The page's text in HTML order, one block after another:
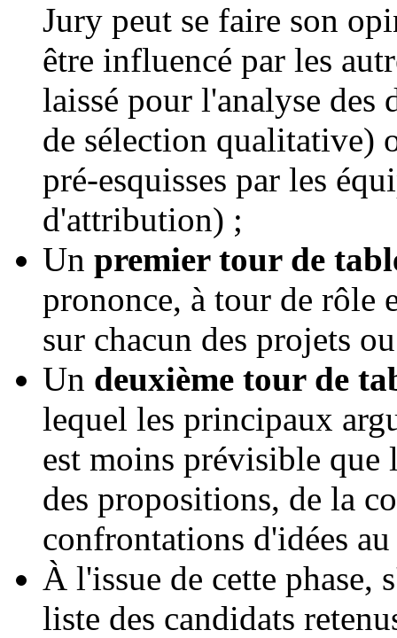
Jury peut se faire son
être influencé par les
laissé pour l'analyse des
de sélection qualitative)
pré-esquisses par les
d'attribution) ;
Un premier tour de
prononce, à tour de rôle
sur chacun des projets
Un deuxième tour de
lequel les principaux
est moins prévisible que
des propositions, de la
confrontations d'idées
À l'issue de cette phase,
liste des candidats